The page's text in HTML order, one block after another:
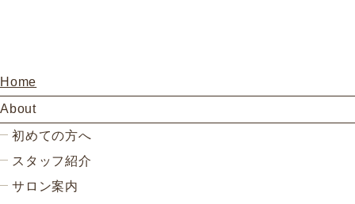
Home
About
初めての方へ
スタッフ紹介
サロン案内